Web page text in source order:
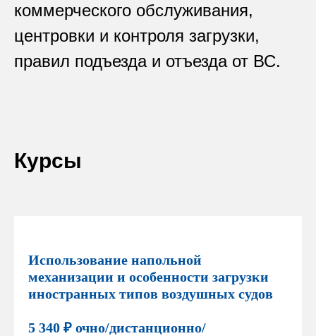
коммерческого обслуживания,
центровки и контроля загрузки,
правил подъезда и отъезда от ВС.
Курсы
Использование напольной
механизации и особенности загрузки
иностранных типов воздушных судов
5 340 ₽ очно/дистанционно/